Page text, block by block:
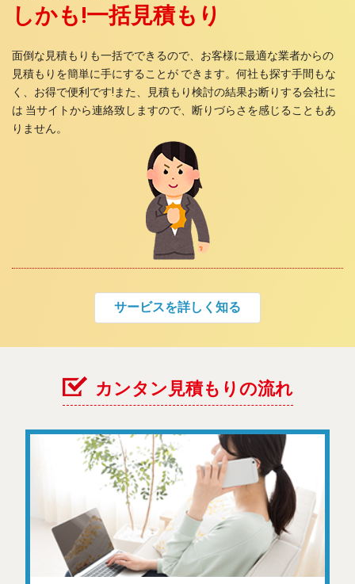
しかも!一括見積もり
面倒な見積もりも一括でできるので、お客様に最適な業者からの
見積もりを簡単に手にすることが できます。何社も探す手間もな
く、お得で便利です!また、見積もり検討の結果お断りする会社に
は 当サイトから連絡致しますので、断りづらさを感じることもあ
りません。
サービスを詳しく知る
カンタン見積もりの流れ